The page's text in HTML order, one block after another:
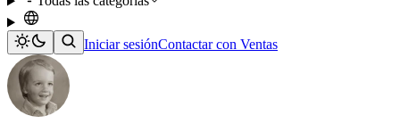
Iniciar sesiónContactar con Ventas